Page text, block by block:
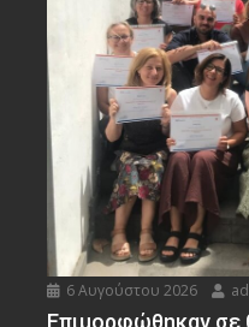
6 Αυγούστου 2026
Eπιμορφώθηκαν σε